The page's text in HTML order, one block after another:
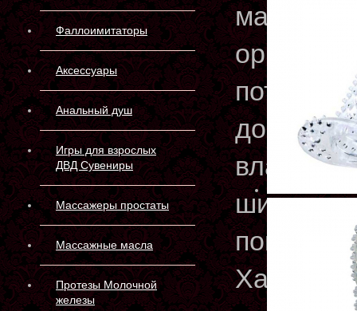
Фаллоимитаторы
Аксессуары
Анальный душ
Игры для взрослых
ДВД Сувениры
Массажеры простаты
Массажные масла
Протезы Молочной
железы
оргазма
шипов и